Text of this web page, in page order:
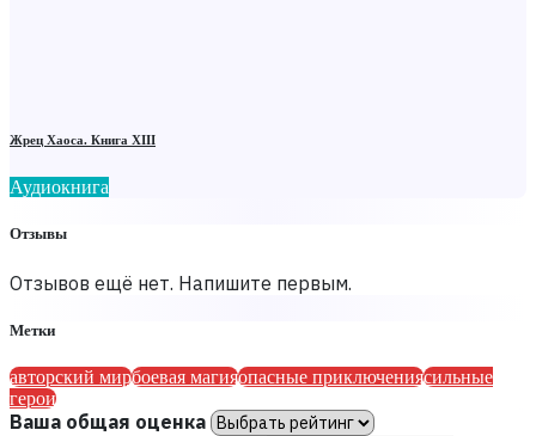
Жрец Хаоса. Книга ХIII
Аудиокнига
Отзывы
Отзывов ещё нет. Напишите первым.
Метки
авторский мирбоевая магияопасные приключениясильные
герои
Ваша общая оценка